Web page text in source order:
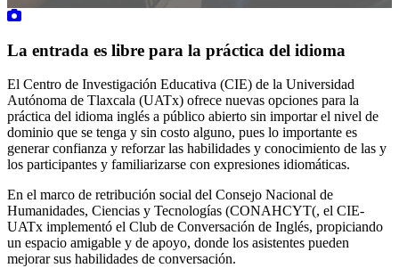
La entrada es libre para la práctica del idioma
El Centro de Investigación Educativa (CIE) de la Universidad
Autónoma de Tlaxcala (UATx) ofrece nuevas opciones para la
práctica del idioma inglés a público abierto sin importar el nivel de
dominio que se tenga y sin costo alguno, pues lo importante es
generar confianza y reforzar las habilidades y conocimiento de las y
los participantes y familiarizarse con expresiones idiomáticas.
En el marco de retribución social del Consejo Nacional de
Humanidades, Ciencias y Tecnologías (CONAHCYT(, el CIE-
UATx implementó el Club de Conversación de Inglés, propiciando
un espacio amigable y de apoyo, donde los asistentes pueden
mejorar sus habilidades de conversación.